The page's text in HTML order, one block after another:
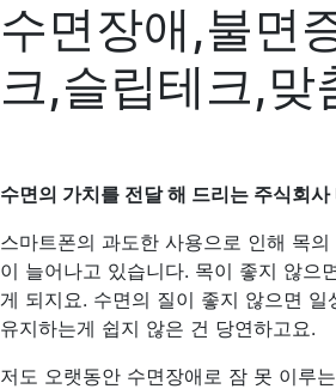
수면장애,불면
크,슬립테크,맞
수면의 가치를 전달 해 드리는 주식회
스마트폰의 과도한 사용으로 인해 목
이 늘어나고 있습니다. 목이 좋지 않으
게 되지요. 수면의 질이 좋지 않으면 일
유지하는게 쉽지 않은 건 당연하고요.
저도 오랫동안 수면장애로 잠 못 이루